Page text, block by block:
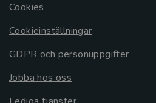
Cookies
Cookieinställningar
GDPR och personuppgifter
Jobba hos oss